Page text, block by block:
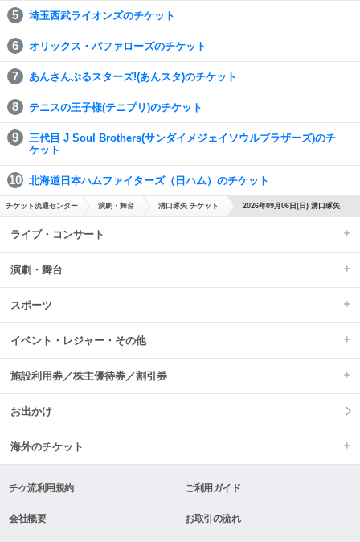
埼玉西武ライオンズのチケット
オリックス・バファローズのチケット
あんさんぶるスターズ!(あんスタ)のチケット
テニスの王子様(テニプリ)のチケット
三代目 J Soul Brothers(サンダイメジェイソウルブラザーズ)のチ
ケット
北海道日本ハムファイターズ（日ハム）のチケット
チケット流通センター 演劇・舞台 溝口琢矢 チケット 2026年09月06日(日) 溝口琢矢
ライブ・コンサート
演劇・舞台
スポーツ
イベント・レジャー・その他
施設利用券／株主優待券／割引券
お出かけ
海外のチケット
チケ流利用規約 ご利用ガイド
会社概要 お取引の流れ